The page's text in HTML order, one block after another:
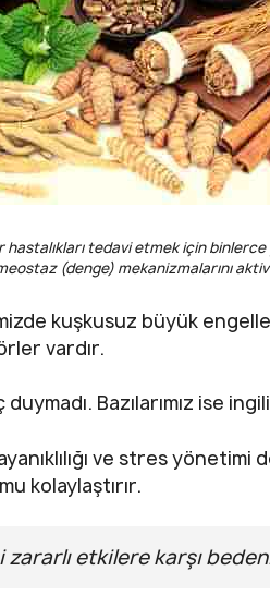
tedavi etmek için binlerce
(denge) mekanizmalarını
kuşkusuz büyük
vardır.
Bazılarımız ise
ve stres
kolaylaştırır.
etkilere karşı